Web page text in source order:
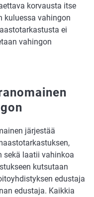
korvausta itse
kuluessa vahingon
ei
vahingon
järjestää
sekä laatii vahinkoa
kutsutaan
edustaja
edustaja. Kaikkia